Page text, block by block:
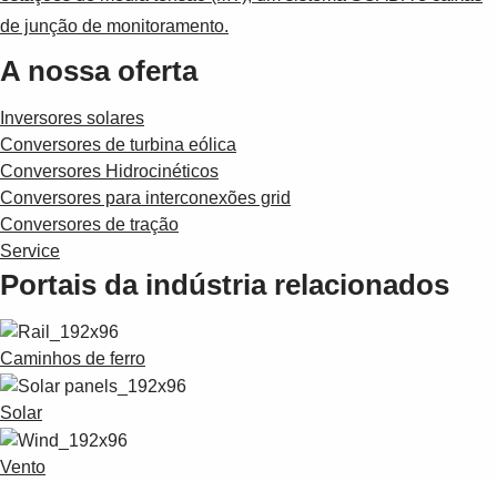
de junção de monitoramento.
A nossa oferta
Inversores solares
Conversores de turbina eólica
Conversores Hidrocinéticos
Conversores para interconexões grid
Conversores de tração
Service
Portais da indústria relacionados
Caminhos de ferro
Solar
Vento